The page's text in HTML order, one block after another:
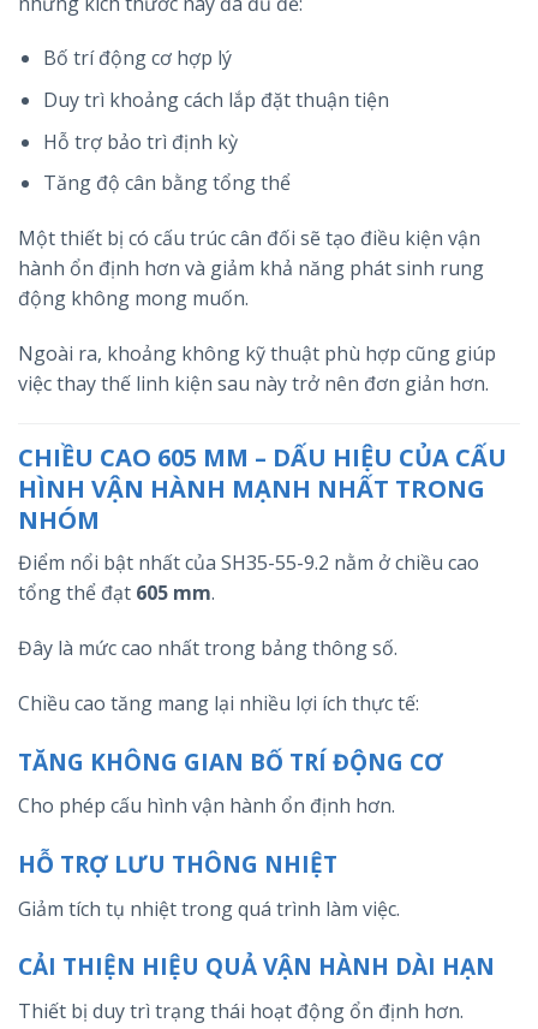
Bố trí động cơ hợp lý
Duy trì khoảng cách lắp đặt thuận tiện
Hỗ trợ bảo trì định kỳ
Tăng độ cân bằng tổng thể
Một thiết bị có cấu trúc cân đối sẽ tạo điều kiện vận
hành ổn định hơn và giảm khả năng phát sinh rung
động không mong muốn.
Ngoài ra, khoảng không kỹ thuật phù hợp cũng giúp
việc thay thế linh kiện sau này trở nên đơn giản hơn.
CHIỀU CAO 605 MM – DẤU HIỆU CỦA CẤU
HÌNH VẬN HÀNH MẠNH NHẤT TRONG
NHÓM
Điểm nổi bật nhất của SH35-55-9.2 nằm ở chiều cao
tổng thể đạt 605 mm.
Đây là mức cao nhất trong bảng thông số.
Chiều cao tăng mang lại nhiều lợi ích thực tế:
TĂNG KHÔNG GIAN BỐ TRÍ ĐỘNG CƠ
Cho phép cấu hình vận hành ổn định hơn.
HỖ TRỢ LƯU THÔNG NHIỆT
Giảm tích tụ nhiệt trong quá trình làm việc.
CẢI THIỆN HIỆU QUẢ VẬN HÀNH DÀI HẠN
Thiết bị duy trì trạng thái hoạt động ổn định hơn.